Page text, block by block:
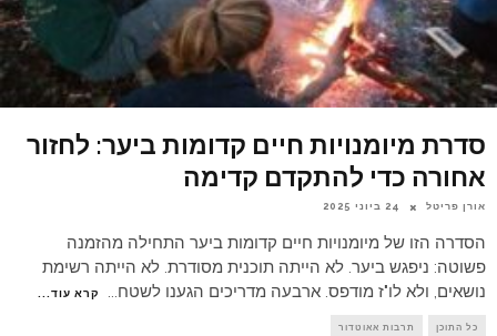
סדרת מיומנויות חיים קדומות ביער: לחזור
אחורה כדי להתקדם קדימה
אורן פריטל 24 ביוני 2025
הסדרה הזו של מיומנויות חיים קדומות ביער התחילה מהזמנה
פשוטה: ניפגש ביער. לא הייתה תוכנית מסודרת. לא הייתה רשימת
נושאים, ולא לו"ז מודפס. ארבעה מדריכים הגענו לשטח... קרא עוד...
כל התוכן תרבות אאוטדור